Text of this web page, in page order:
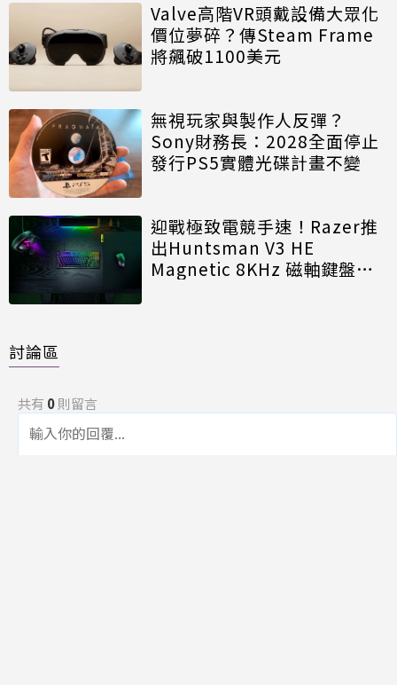
Valve高階VR頭戴設備大眾化
價位夢碎？傳Steam Frame
將飆破1100美元
無視玩家與製作人反彈？
Sony財務長：2028全面停止
發行PS5實體光碟計畫不變
迎戰極致電競手速！Razer推
出Huntsman V3 HE
Magnetic 8KHz 磁軸鍵盤效
討論區
共有 0則留言